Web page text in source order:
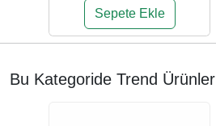
Sepete Ekle
Bu Kategoride Trend Ürünler